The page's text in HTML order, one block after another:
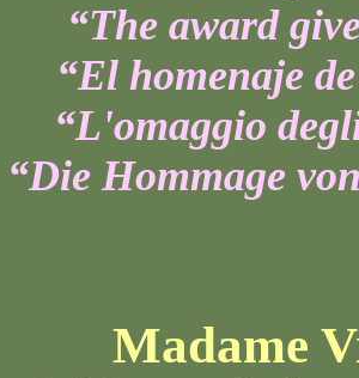
“The award
“Elhomenaje
“L'omaggio
“Die Hommage
Madame